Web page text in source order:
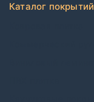
Каталог покрытий